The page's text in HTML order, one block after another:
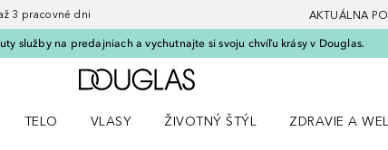
3 pracovné dni AKTUÁLNA
služby na predajniach a vychutnajte si svoju chvíľu krásy v Douglas.
Domov
TELO
VLASY
ŽIVOTNÝ ŠTÝL
ZDRAVIE A